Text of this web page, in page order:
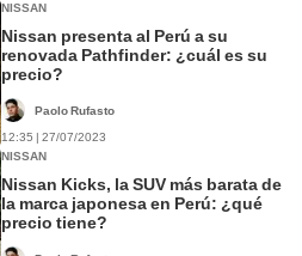
NISSAN
Nissan presenta al Perú a su
renovada Pathfinder: ¿cuál es su
precio?
Paolo Rufasto
12:35 | 27/07/2023
NISSAN
Nissan Kicks, la SUV más barata de
la marca japonesa en Perú: ¿qué
precio tiene?